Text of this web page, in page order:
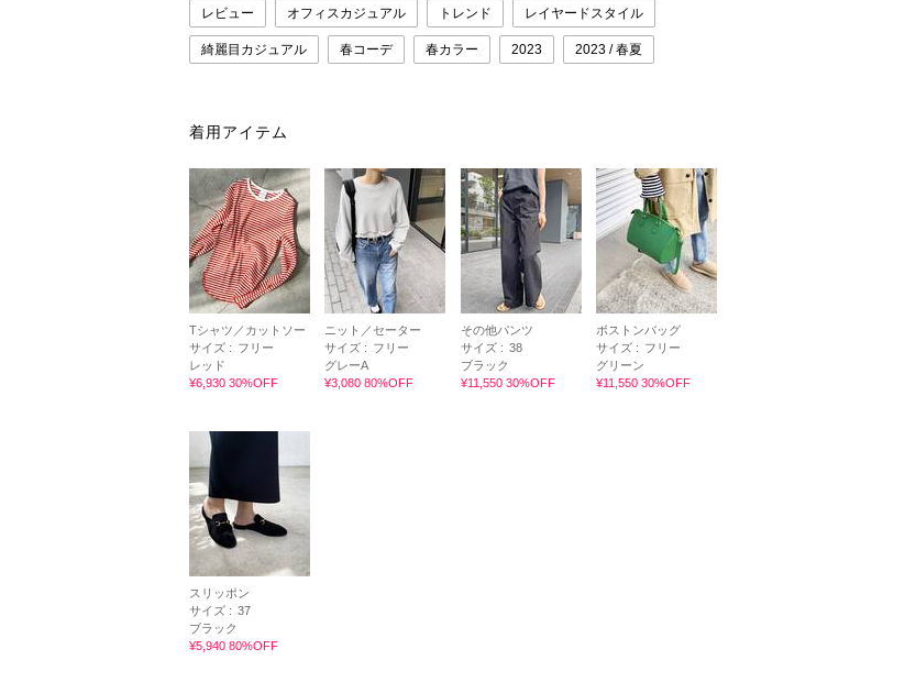
レビュー オフィスカジュアル トレンド レイヤードスタイル
綺麗目カジュアル 春コーデ 春カラー 2023 2023 / 春夏
着用アイテム
Tシャツ／カットソー
サイズ : フリー
レッド
¥6,930 30%OFF
ニット／セーター
サイズ : フリー
グレーA
¥3,080 80%OFF
その他パンツ
サイズ : 38
ブラック
¥11,550 30%OFF
ボストンバッグ
サイズ : フリー
グリーン
¥11,550 30%OFF
スリッポン
サイズ : 37
ブラック
¥5,940 80%OFF